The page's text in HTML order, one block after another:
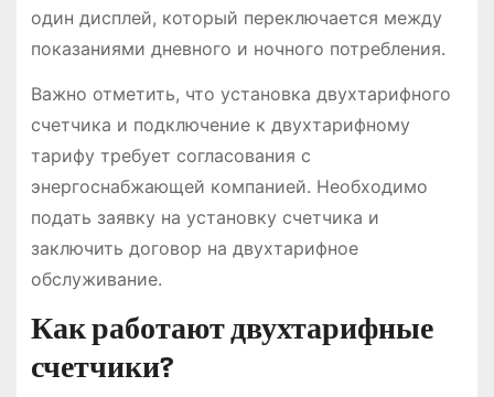
один дисплей, который переключается между
показаниями дневного и ночного потребления.
Важно отметить, что установка двухтарифного
счетчика и подключение к двухтарифному
тарифу требует согласования с
энергоснабжающей компанией. Необходимо
подать заявку на установку счетчика и
заключить договор на двухтарифное
обслуживание.
Как работают двухтарифные
счетчики?